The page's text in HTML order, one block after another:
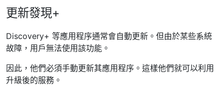
更新發現+
Discovery+ 等應用程序通常會自動更新。但由於某些系統
故障，用戶無法使用該功能。
因此，他們必須手動更新其應用程序。這樣他們就可以利用
升級後的服務。